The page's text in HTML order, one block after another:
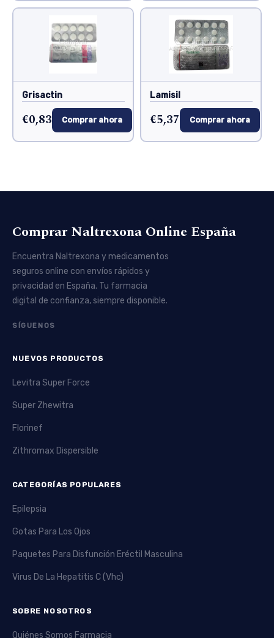
Grisactin
€0,83 Comprar ahora
Lamisil
€5,37 Comprar ahora
Comprar Naltrexona Online España
Encuentra Naltrexona y medicamentos
seguros online con envíos rápidos y
privacidad en España. Tu farmacia
digital de confianza, siempre disponible.
SÍGUENOS
NUEVOS PRODUCTOS
Levitra Super Force
Super Zhewitra
Florinef
Zithromax Dispersible
CATEGORÍAS POPULARES
Epilepsia
Gotas Para Los Ojos
Paquetes Para Disfunción Eréctil Masculina
Virus De La Hepatitis C (Vhc)
SOBRE NOSOTROS
Quiénes Somos Farmacia